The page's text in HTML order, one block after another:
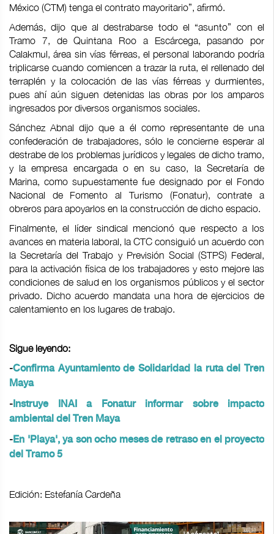
México (CTM) tenga el contrato mayoritario”, afirmó.
Además, dijo que al destrabarse todo el “asunto” con el
Tramo 7, de Quintana Roo a Escárcega, pasando por
Calakmul, área sin vías férreas, el personal laborando podría
triplicarse cuando comiencen a trazar la ruta, el rellenado del
terraplén y la colocación de las vías férreas y durmientes,
pues ahí aún siguen detenidas las obras por los amparos
ingresados por diversos organismos sociales.
Sánchez Abnal dijo que a él como representante de una
confederación de trabajadores, sólo le concierne esperar al
destrabe de los problemas jurídicos y legales de dicho tramo,
y la empresa encargada o en su caso, la Secretaría de
Marina, como supuestamente fue designado por el Fondo
Nacional de Fomento al Turismo (Fonatur), contrate a
obreros para apoyarlos en la construcción de dicho espacio.
Finalmente, el líder sindical mencionó que respecto a los
avances en materia laboral, la CTC consiguió un acuerdo con
la Secretaría del Trabajo y Previsión Social (STPS) Federal,
para la activación física de los trabajadores y esto mejore las
condiciones de salud en los organismos públicos y el sector
privado. Dicho acuerdo mandata una hora de ejercicios de
calentamiento en los lugares de trabajo.
Sigue leyendo:
-Confirma Ayuntamiento de Solidaridad la ruta del Tren
Maya
- Instruye INAI a Fonatur informar sobre impacto
ambiental del Tren Maya
-En 'Playa', ya son ocho meses de retraso en el proyecto
del Tramo 5
Edición: Estefanía Cardeña